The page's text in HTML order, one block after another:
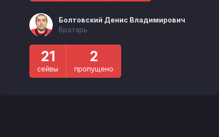
Болтовский Денис Владимирович
Вратарь
21
сейвы
2
пропущено